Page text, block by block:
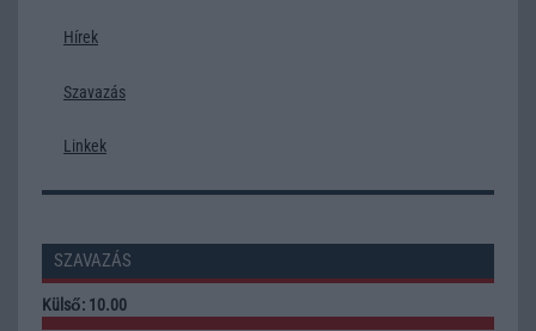
Hírek
Szavazás
Linkek
SZAVAZÁS
Külső: 10.00